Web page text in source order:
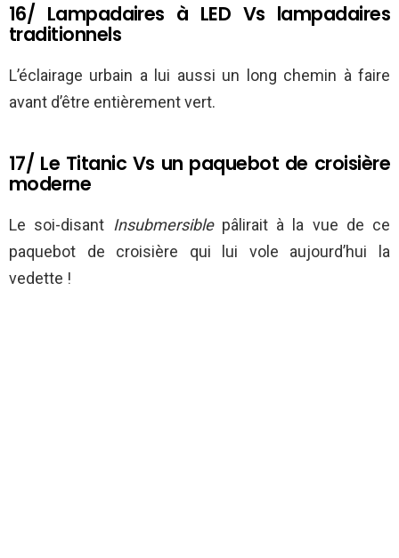
16/ Lampadaires à LED Vs lampadaires
traditionnels
L’éclairage urbain a lui aussi un long chemin à faire
avant d’être entièrement vert.
17/ Le Titanic Vs un paquebot de croisière
moderne
Le soi-disant Insubmersiblepâlirait à la vue de ce
paquebot de croisière qui lui vole aujourd’hui la
vedette !